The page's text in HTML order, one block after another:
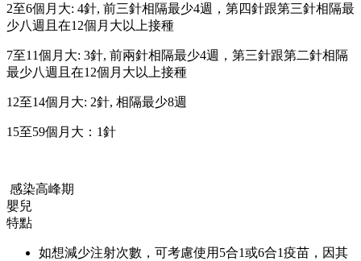
2至6個月大: 4針, 前三針相隔最少4週，第四針跟第三針相隔最
少八週且在12個月大以上接種
7至11個月大: 3針, 前兩針相隔最少4週，第三針跟第二針相隔
最少八週且在12個月大以上接種
12至14個月大: 2針, 相隔最少8週
15至59個月大：1針
感染高峰期
嬰兒
特點
如想減少注射次數，可考慮使用5合1或6合1疫苗，因其